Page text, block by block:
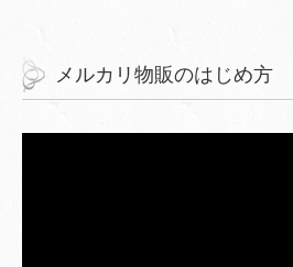
メルカリ物販のはじめ方